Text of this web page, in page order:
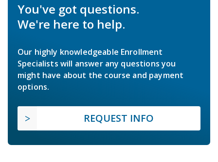
You've got questions.
We're here to help.
Our highly knowledgeable Enrollment
Specialists will answer any questions you
might have about the course and payment
options.
REQUEST INFO